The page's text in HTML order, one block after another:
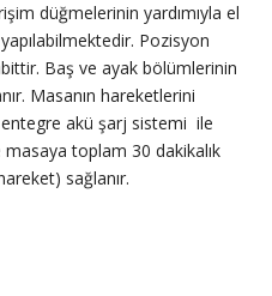
düğmelerinin yardımıyla el
Pozisyon
Baş ve ayak bölümlerinin
Masanın hareketlerini
akü şarj sistemi ile
toplam 30 dakikalık
sağlanır.